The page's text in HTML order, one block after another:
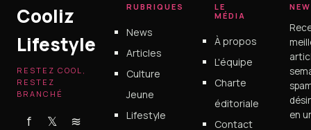
Cooliz
Lifestyle
RESTEZ COOL,
RESTEZ
BRANCHÉ
f 𝕏 ≋
RUBRIQUES
News
Articles
Culture
Jeune
Lifestyle
LE
MÉDIA
À propos
L'équipe
Charte
éditoriale
Contact
en